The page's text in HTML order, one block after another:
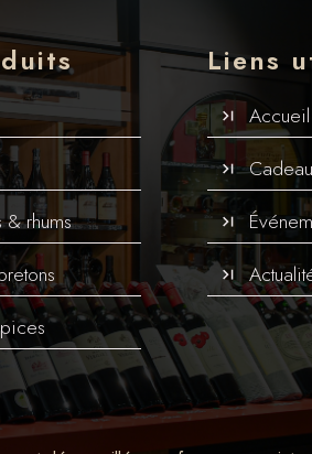
rhums
Liens
Accueil